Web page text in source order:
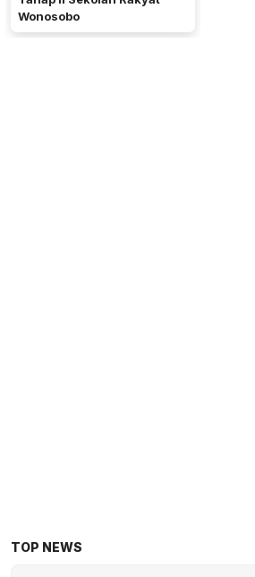
Wonosobo
TOP NEWS